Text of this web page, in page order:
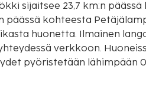
päässä kohteesta
huonetta. Ilmainen
verkkoon.
pyöristetään lähimpään